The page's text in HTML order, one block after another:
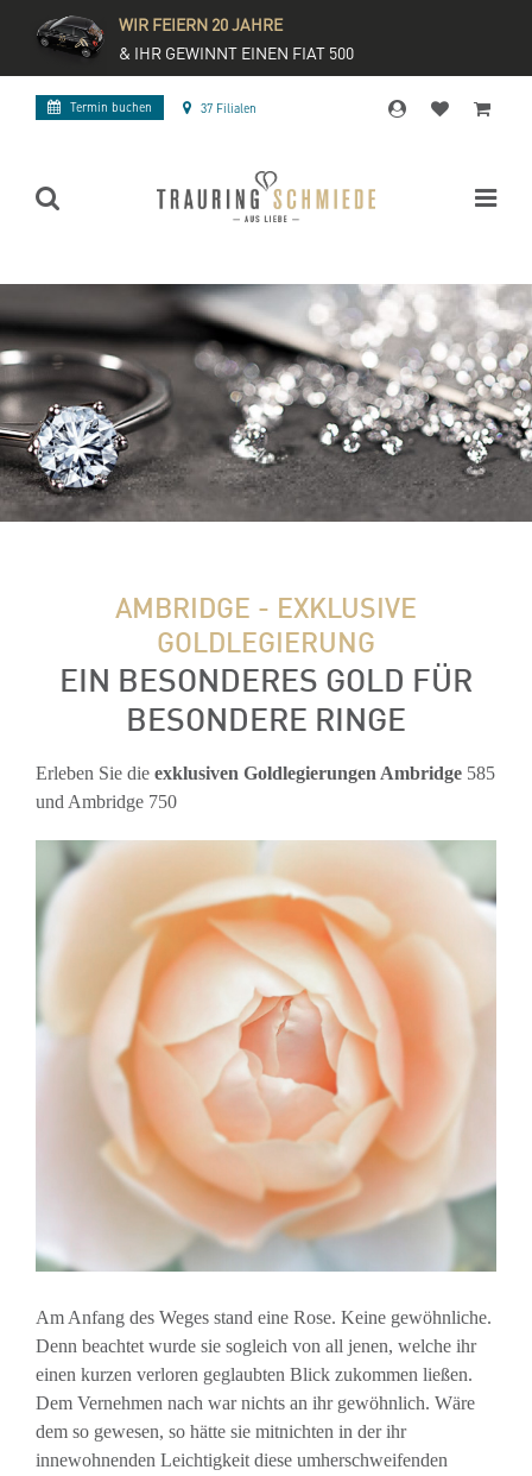
WIR FEIERN 20 JAHRE
& IHR GEWINNT EINEN FIAT 500
Termin buchen 37 Filialen
AMBRIDGE - EXKLUSIVE
GOLDLEGIERUNG
EIN BESONDERES GOLD FÜR
BESONDERE RINGE
Erleben Sie die exklusiven Goldlegierungen Ambridge 585
und Ambridge 750
Am Anfang des Weges stand eine Rose. Keine gewöhnliche.
Denn beachtet wurde sie sogleich von all jenen, welche ihr
einen kurzen verloren geglaubten Blick zukommen ließen.
Dem Vernehmen nach war nichts an ihr gewöhnlich. Wäre
dem so gewesen, so hätte sie mitnichten in der ihr
innewohnenden Leichtigkeit diese umherschweifenden